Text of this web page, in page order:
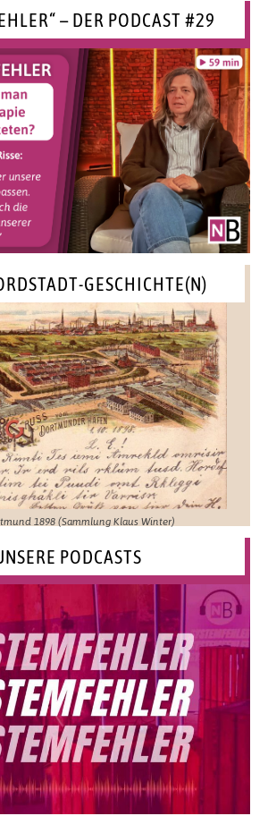
– DER PODCAST #29
GESCHICHTE(N)
1898 (Sammlung Klaus Winter)
PODCASTS